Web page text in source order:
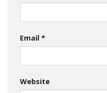
Email *
Website